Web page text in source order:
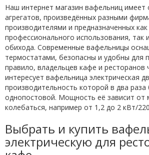
Наш интернет магазин вафельниц имеет
агрегатов, произведённых разными
производителями и предназначенных как
профессионального использования, так
обихода. Современные вафельницы
термостатами, безопасны и удобны для
правило, владельцев кафе и ресторанов
интересует вафельница электрическая
производительность которой в два
однопостовой. Мощность её зависит от
колебаться, например от 1,2 до 2 кВт/
Выбрать и купить
электрическую для